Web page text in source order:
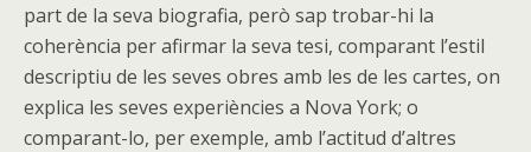
part de la seva biografia, però sap trobar-hi la
coherència per afirmar la seva tesi, comparant l’estil
descriptiu de les seves obres amb les de les cartes, on
explica les seves experiències a Nova York; o
comparant-lo, per exemple, amb l’actitud d’altres